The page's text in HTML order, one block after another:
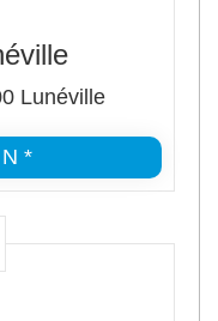
Lunéville
*